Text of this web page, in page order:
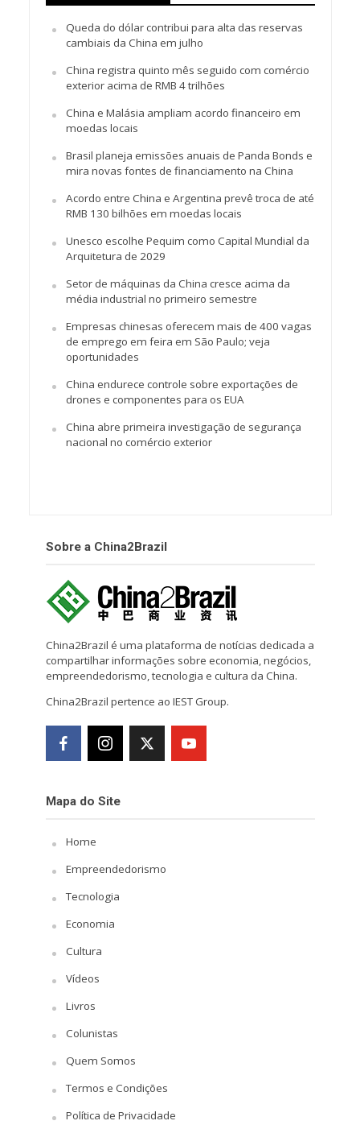
Queda do dólar contribui para alta das reservas
cambiais da China em julho
China registra quinto mês seguido com comércio
exterior acima de RMB 4 trilhões
China e Malásia ampliam acordo financeiro em
moedas locais
Brasil planeja emissões anuais de Panda Bonds e
mira novas fontes de financiamento na China
Acordo entre China e Argentina prevê troca de até
RMB 130 bilhões em moedas locais
Unesco escolhe Pequim como Capital Mundial da
Arquitetura de 2029
Setor de máquinas da China cresce acima da
média industrial no primeiro semestre
Empresas chinesas oferecem mais de 400 vagas
de emprego em feira em São Paulo; veja
oportunidades
China endurece controle sobre exportações de
drones e componentes para os EUA
China abre primeira investigação de segurança
nacional no comércio exterior
Sobre a China2Brazil
China2Brazil é uma plataforma de notícias dedicada a
compartilhar informações sobre economia, negócios,
empreendedorismo, tecnologia e cultura da China.
China2Brazil pertence ao IEST Group.
Mapa do Site
Home
Empreendedorismo
Tecnologia
Economia
Cultura
Vídeos
Livros
Colunistas
Quem Somos
Termos e Condições
Política de Privacidade